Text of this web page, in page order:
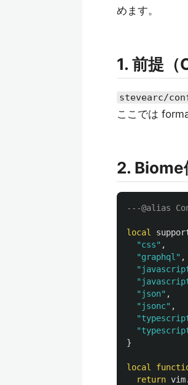
めます。
1. 前提（
stevearc/
ここでは
2. Biome
---@alias
local
"css" ,
"graphql" ,
"json" ,
"jsonc" ,
}
local
return vim.